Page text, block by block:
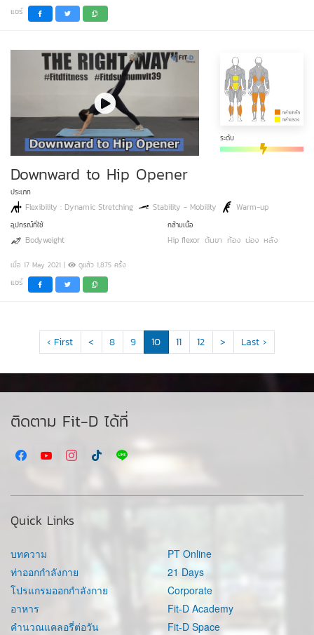
แชร์
ระดับ
Downward to Hip Opener
ประเภท
Flexibility : Dynamic Stretching Stability - Mobility Warm-up
อุปกรณ์ที่ใช้
Bodyweight
กล้ามเนื้อ
Hip flexor ต้นขา ท้อง น่อง หลัง
เมื่อ 17 May 2021 | ดูแล้ว 1,875 ครั้ง
แชร์
‹ First < 8 9 10 11 12 > Last ›
ติดตาม Fit-D ได้ที่
Quick Links
บทความ
ท่าออกกำลังกาย
โปรแกรมออกกำลังกาย
อาหาร
คำนวณแคลอรี่ต่อวัน
PT Online
21 Days
Corporate
Fit-D Academy
Fit-D Space